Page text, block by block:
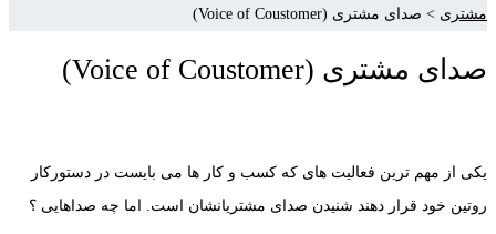
مشتری > صدای مشتری (Voice of Coustomer)
صدای مشتری (Voice of Coustomer)
یکی از مهم ترین فعالیت های که کسب و کار ها می بایست در دستورکار
روتین خود قرار دهند شنیدن صدای مشتریانشان است. اما چه صداهایی ؟